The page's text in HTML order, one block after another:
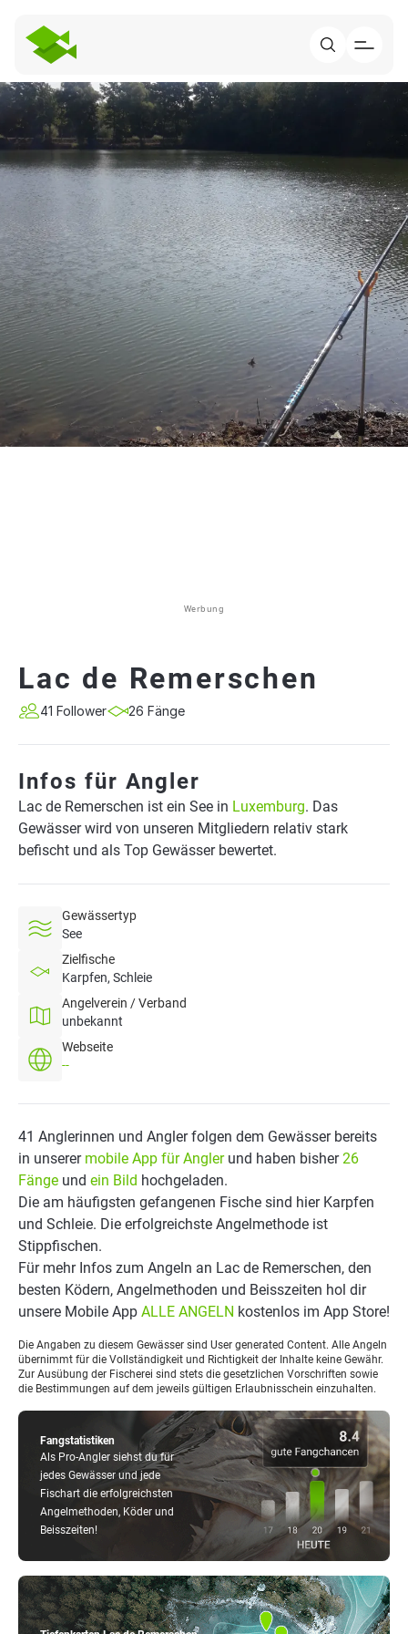
Werbung
Lac de Remerschen
41 Follower 26 Fänge
Infos für Angler
Lac de Remerschen ist ein See in Luxemburg. Das
Gewässer wird von unseren Mitgliedern relativ stark
befischt und als Top Gewässer bewertet.
Gewässertyp
See
Zielfische
Karpfen, Schleie
Angelverein / Verband
unbekannt
Webseite
--
Fangstatistiken
Als Pro-Angler siehst du für
jedes Gewässer und jede
Fischart die erfolgreichsten
Angelmethoden, Köder und
Beisszeiten!
41 Anglerinnen und Angler folgen dem Gewässer bereits
in unserer mobile App für Anglerund haben bisher26
Fänge und ein Bild hochgeladen.
Die am häufigsten gefangenen Fische sind hier Karpfen
und Schleie. Die erfolgreichste Angelmethode ist
Stippfischen.
Für mehr Infos zum Angeln an Lac de Remerschen, den
besten Ködern, Angelmethoden und Beisszeiten hol dir
unsere Mobile App ALLE ANGELN kostenlos im App Store!
Die Angaben zu diesem Gewässer sind User generated Content. Alle Angeln
übernimmt für die Vollständigkeit und Richtigkeit der Inhalte keine Gewähr.
Zur Ausübung der Fischerei sind stets die gesetzlichen Vorschriften sowie
die Bestimmungen auf dem jeweils gültigen Erlaubnisschein einzuhalten.